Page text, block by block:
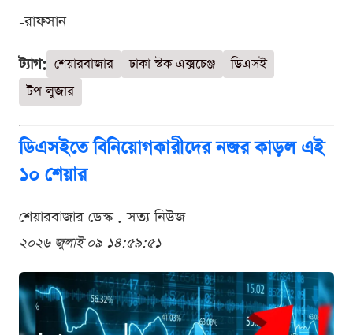
-রাফসান
ট্যাগ: শেয়ারবাজার ঢাকা স্টক এক্সচেঞ্জ
ডিএসই
টপ লুজার
ডিএসইতে বিনিয়োগকারীদের নজর কাড়ল এই
১০ শেয়ার
শেয়ারবাজার ডেস্ক . সত্য নিউজ
২০২৬ জুলাই ০৯ ১৪:৫৯:৫১